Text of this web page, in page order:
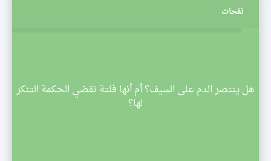
نفحات
هل ينتصر الدم على السيف؟ أم أنها فلتة تقضي الحكمة التنكر
لها؟